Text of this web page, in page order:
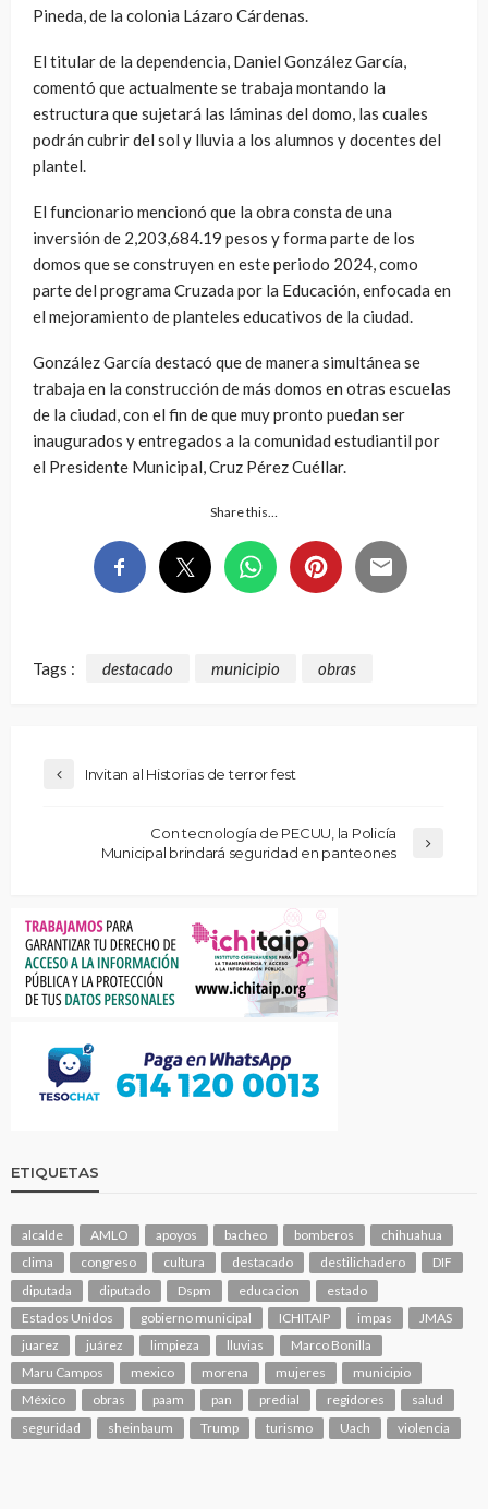
Pineda, de la colonia Lázaro Cárdenas.
El titular de la dependencia, Daniel González García,
comentó que actualmente se trabaja montando la
estructura que sujetará las láminas del domo, las cuales
podrán cubrir del sol y lluvia a los alumnos y docentes del
plantel.
El funcionario mencionó que la obra consta de una
inversión de 2,203,684.19 pesos y forma parte de los
domos que se construyen en este periodo 2024, como
parte del programa Cruzada por la Educación, enfocada en
el mejoramiento de planteles educativos de la ciudad.
González García destacó que de manera simultánea se
trabaja en la construcción de más domos en otras escuelas
de la ciudad, con el fin de que muy pronto puedan ser
inaugurados y entregados a la comunidad estudiantil por
el Presidente Municipal, Cruz Pérez Cuéllar.
Share this…
Tags : destacado municipio obras
Invitan al Historias de terror fest
Con tecnología de PECUU, la Policía
Municipal brindará seguridad en panteones
ETIQUETAS
alcalde AMLO apoyos bacheo bomberos
chihuahua
clima
congreso cultura destacado destilichadero
DIF
diputada
diputado Dspm educacion
estado
Estados Unidos
gobierno municipal ICHITAIP impas
JMAS
juarez
juárez limpieza lluvias
Marco Bonilla
Maru Campos
mexico morena mujeres
municipio
México
obras paam pan predial regidores
salud
seguridad
sheinbaum Trump turismo Uach violencia